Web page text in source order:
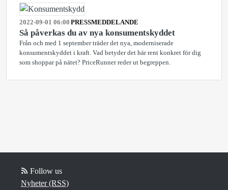
2022-09-01 06:00 PRESSMEDDELANDE
Så påverkas du av nya konsumentskyddet
Från och med 1 september träder det nya, moderniserade
konsumentskyddet i kraft. Vad betyder det här rent konkret för dig
som shoppar på nätet? PriceRunner reder ut begreppen.
Follow us
Nyheter (RSS)